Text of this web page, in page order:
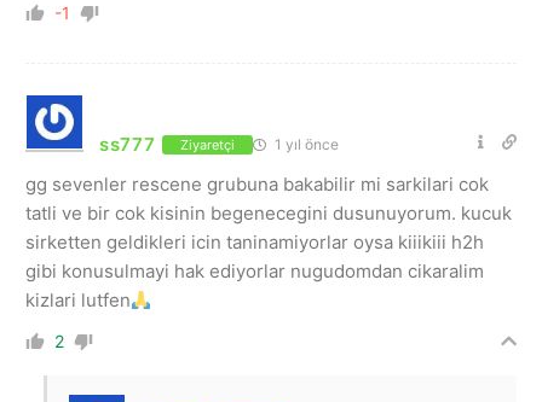
-1
ss777 Ziyaretçi 1 yıl önce
gg sevenler rescene grubuna bakabilir mi sarkilari cok
tatli ve bir cok kisinin begenecegini dusunuyorum. kucuk
sirketten geldikleri icin taninamiyorlar oysa kiiikiii h2h
gibi konusulmayi hak ediyorlar nugudomdan cikaralim
kizlari lutfen
2